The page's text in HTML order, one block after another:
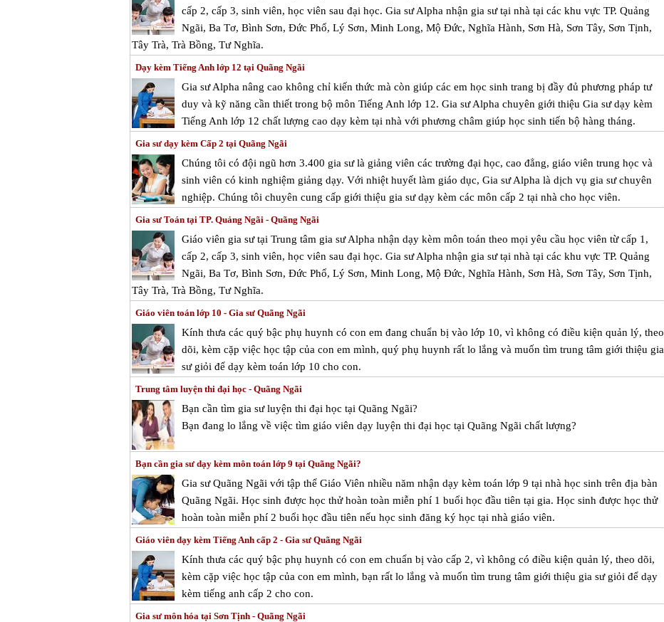
cấp 2, cấp 3, sinh viên, học viên sau đại học. Gia sư Alpha nhận gia sư tại nhà tại các khu vực TP. Quảng
Ngãi, Ba Tơ, Bình Sơn, Đức Phổ, Lý Sơn, Minh Long, Mộ Đức, Nghĩa Hành, Sơn Hà, Sơn Tây, Sơn Tịnh,
Tây Trà, Trà Bồng, Tư Nghĩa.
Dạy kèm Tiếng Anh lớp 12 tại Quãng Ngãi
Gia sư Alpha nâng cao không chỉ kiến thức mà còn giúp các em học sinh trang bị đầy đủ phương pháp tư
duy và kỹ năng cần thiết trong bộ môn Tiếng Anh lớp 12. Gia sư Alpha chuyên giới thiệu Gia sư dạy kèm
Tiếng Anh lớp 12 chất lượng cao dạy kèm tại nhà với phương châm giúp học sinh tiến bộ hàng tháng.
Gia sư dạy kèm Cấp 2 tại Quãng Ngãi
Chúng tôi có đội ngũ hơn 3.400 gia sư là giảng viên các trường đại học, cao đẳng, giáo viên trung học và
sinh viên có kinh nghiệm giảng dạy. Với nhiệt huyết làm giáo dục, Gia sư Alpha là dịch vụ gia sư chuyên
nghiệp. Chúng tôi chuyên cung cấp giới thiệu gia sư dạy kèm các môn cấp 2 tại nhà cho học viên.
Gia sư Toán tại TP. Quảng Ngãi - Quãng Ngãi
Giáo viên gia sư tại Trung tâm gia sư Alpha nhận dạy kèm môn toán theo mọi yêu cầu học viên từ cấp 1,
cấp 2, cấp 3, sinh viên, học viên sau đại học. Gia sư Alpha nhận gia sư tại nhà tại các khu vực TP. Quảng
Ngãi, Ba Tơ, Bình Sơn, Đức Phổ, Lý Sơn, Minh Long, Mộ Đức, Nghĩa Hành, Sơn Hà, Sơn Tây, Sơn Tịnh,
Tây Trà, Trà Bồng, Tư Nghĩa.
Giáo viên toán lớp 10 - Gia sư Quãng Ngãi
Kính thưa các quý bậc phụ huynh có con em đang chuẩn bị vào lớp 10, vì không có điều kiện quản lý, theo
dõi, kèm cặp việc học tập của con em mình, quý phụ huynh rất lo lắng và muốn tìm trung tâm giới thiệu gia
sư giỏi để dạy kèm toán lớp 10 cho con.
Trung tâm luyện thi đại học - Quãng Ngãi
Bạn cần tìm gia sư luyện thi đại học tại Quãng Ngãi?
Bạn đang lo lắng về việc tìm giáo viên dạy luyện thi đại học tại Quãng Ngãi chất lượng?
Bạn cần gia sư dạy kèm môn toán lớp 9 tại Quãng Ngãi?
Gia sư Quãng Ngãi với tập thể Giáo Viên nhiều năm nhận dạy kèm toán lớp 9 tại nhà học sinh trên địa bàn
Quãng Ngãi. Học sinh được học thử hoàn toàn miễn phí 1 buổi học đầu tiên tại gia. Học sinh được học thử
hoàn toàn miễn phí 2 buổi học đầu tiên nếu học sinh đăng ký học tại nhà giáo viên.
Giáo viên dạy kèm Tiếng Anh cấp 2 - Gia sư Quãng Ngãi
Kính thưa các quý bậc phụ huynh có con em chuẩn bị vào cấp 2, vì không có điều kiện quản lý, theo dõi,
kèm cặp việc học tập của con em mình, bạn rất lo lắng và muốn tìm trung tâm giới thiệu gia sư giỏi để dạy
kèm tiếng anh cấp 2 cho con.
Gia sư môn hóa tại Sơn Tịnh - Quãng Ngãi